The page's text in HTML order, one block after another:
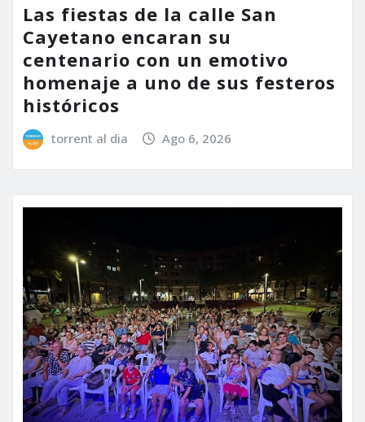
Las fiestas de la calle San
Cayetano encaran su
centenario con un emotivo
homenaje a uno de sus festeros
históricos
torrent al dia Ago 6, 2026